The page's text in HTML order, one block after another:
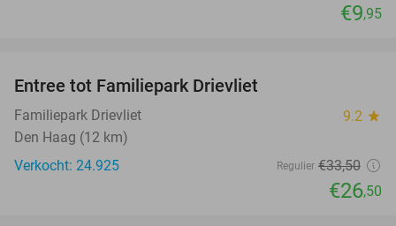
€9,95
Entree tot Familiepark Drievliet
Familiepark Drievliet 9.2 star
Den Haag (12 km)
Verkocht: 24.925
Regulier €33,50
€26,50